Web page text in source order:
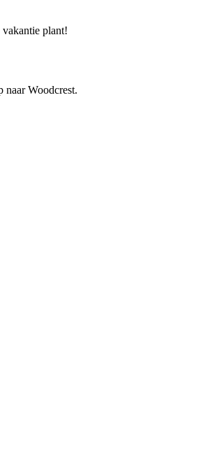
plant!
naar Woodcrest.